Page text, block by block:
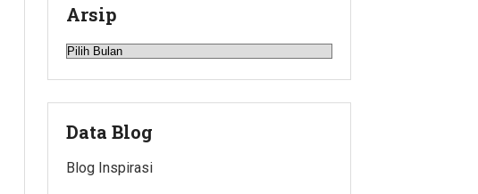
Arsip
Arsip
Data Blog
Blog Inspirasi